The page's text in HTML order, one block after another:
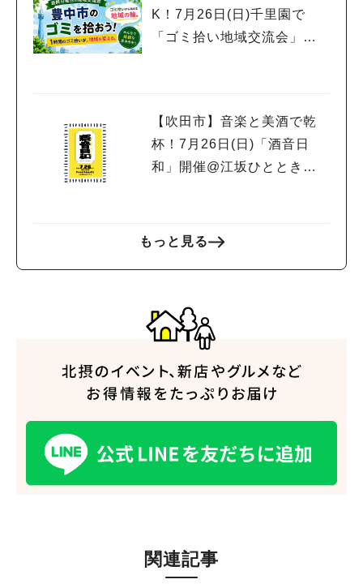
K！7月26日(日)千里園で
「ゴミ拾い地域交流会」開
【吹田市】音楽と美酒で乾
杯！7月26日(日)「酒音日
和」開催@江坂ひとときテ
もっと見る
関連記事